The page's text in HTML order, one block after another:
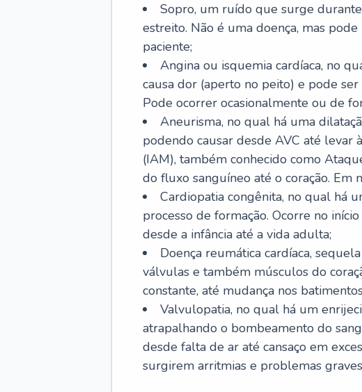
Sopro, um ruído que surge
estreito. Não é uma doença, mas
paciente;
Angina ou isquemia cardíaca, no
causa dor (aperto no peito) e pode
Pode ocorrer ocasionalmente ou de
Aneurisma, no qual há uma
podendo causar desde AVC até
(IAM), também conhecido como
do fluxo sanguíneo até o coração. Em
Cardiopatia congênita, no qual há
processo de formação. Ocorre no
desde a infância até a vida adulta;
Doença reumática cardíaca,
válvulas e também músculos do
constante, até mudança nos
Valvulopatia, no qual há um
atrapalhando o bombeamento do
desde falta de ar até cansaço em
surgirem arritmias e problemas